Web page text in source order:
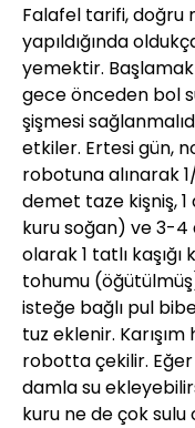
Falafel tarifi, doğru
yapıldığında
yemektir. Başlamak
gece önceden bol
şişmesi
etkiler. Ertesi gün,
robotuna alınarak
demet taze kişniş,
kuru soğan) ve 3-4
olarak 1 tatlı kaşığı
tohumu
isteğe bağlı pul
tuz eklenir.
robotta çekilir. Eğer
damla su
kuru ne de çok sulu